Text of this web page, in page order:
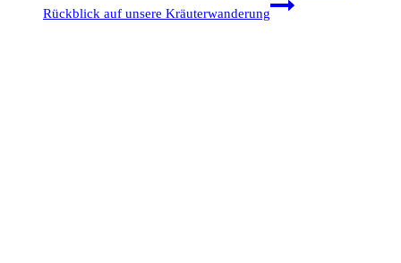
Rückblick auf unsere Kräuterwanderung